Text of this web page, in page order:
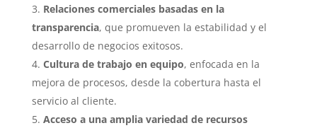
Relaciones comerciales basadas en la
transparencia, que promueven la estabilidad y el
desarrollo de negocios exitosos.
Cultura de trabajo en equipo, enfocada en la
mejora de procesos, desde la cobertura hasta el
servicio al cliente.
Acceso a una amplia variedad de recursos